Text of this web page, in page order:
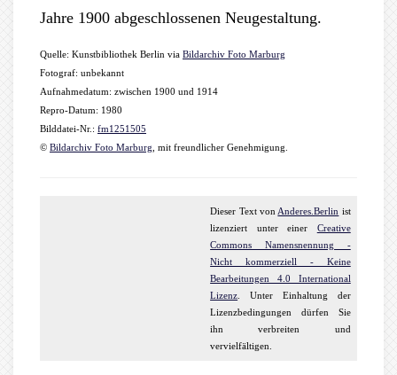
Jahre 1900 abgeschlossenen Neugestaltung.
Quelle: Kunstbibliothek Berlin via Bildarchiv Foto Marburg
Fotograf: unbekannt
Aufnahmedatum: zwischen 1900 und 1914
Repro-Datum: 1980
Bilddatei-Nr.: fm1251505
© Bildarchiv Foto Marburg, mit freundlicher Genehmigung.
Dieser Textvon Anderes.Berlin ist
lizenziert unter einer Creative
Commons Namensnennung -
Nicht kommerziell - Keine
Bearbeitungen 4.0 International
Lizenz . Unter Einhaltung der
Lizenzbedingungen dürfen Sie
ihn verbreiten und
vervielfältigen.